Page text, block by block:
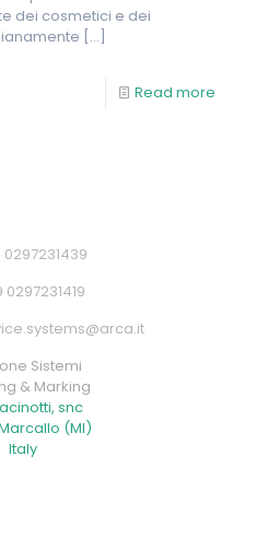
dei cosmetici e dei
[…]
Read more
0297231439
0297231419
Sistemi
& Marking
snc
(MI)
Italy